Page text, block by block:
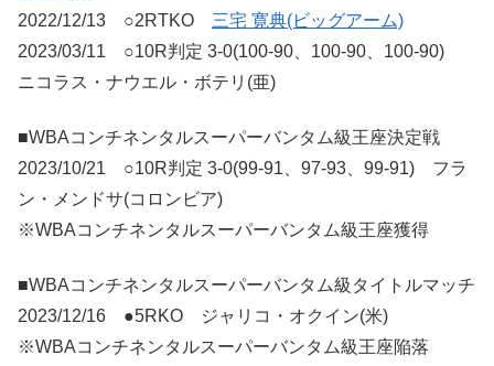
2022/12/13 ○2RTKO 三宅 寛典(ビッグアーム)
2023/03/11 ○10R判定 3-0(100-90、100-90、100-90)
ニコラス・ナウエル・ボテリ(亜)
■WBAコンチネンタルスーパーバンタム級王座決定戦
2023/10/21 ○10R判定 3-0(99-91、97-93、99-91) フラ
ン・メンドサ(コロンビア)
※WBAコンチネンタルスーパーバンタム級王座獲得
■WBAコンチネンタルスーパーバンタム級タイトルマッチ
2023/12/16 ●5RKO ジャリコ・オクイン(米)
※WBAコンチネンタルスーパーバンタム級王座陥落